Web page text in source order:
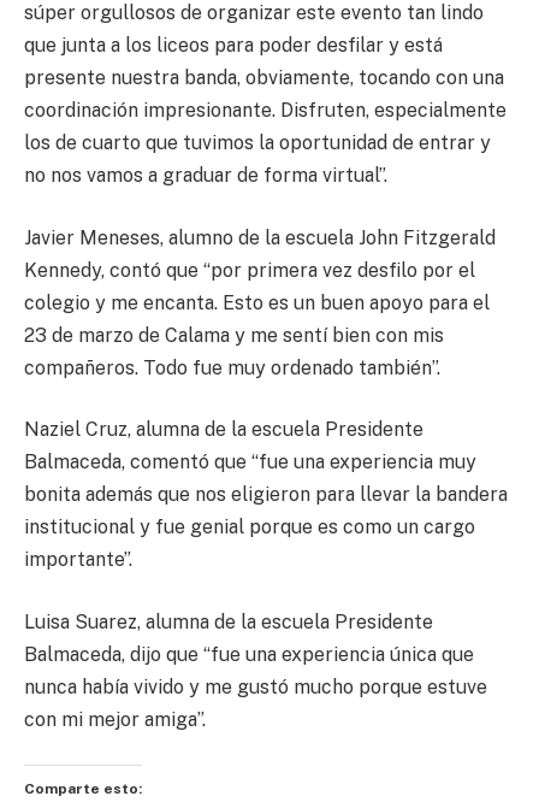
súper orgullosos de organizar este evento tan lindo
que junta a los liceos para poder desfilar y está
presente nuestra banda, obviamente, tocando con una
coordinación impresionante. Disfruten, especialmente
los de cuarto que tuvimos la oportunidad de entrar y
no nos vamos a graduar de forma virtual”.
Javier Meneses, alumno de la escuela John Fitzgerald
Kennedy, contó que “por primera vez desfilo por el
colegio y me encanta. Esto es un buen apoyo para el
23 de marzo de Calama y me sentí bien con mis
compañeros. Todo fue muy ordenado también”.
Naziel Cruz, alumna de la escuela Presidente
Balmaceda, comentó que “fue una experiencia muy
bonita además que nos eligieron para llevar la bandera
institucional y fue genial porque es como un cargo
importante”.
Luisa Suarez, alumna de la escuela Presidente
Balmaceda, dijo que “fue una experiencia única que
nunca había vivido y me gustó mucho porque estuve
con mi mejor amiga”.
Comparte esto: